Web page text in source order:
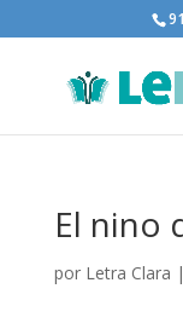
El nino
por Letra Clara |